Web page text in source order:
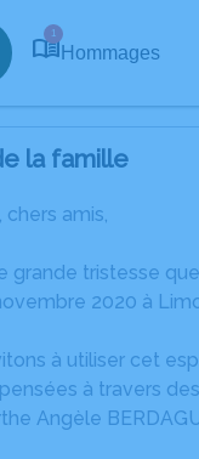
1
Hommages
la famille
amis,
grande tristesse
2020 à
à utiliser cet
à travers
Angèle